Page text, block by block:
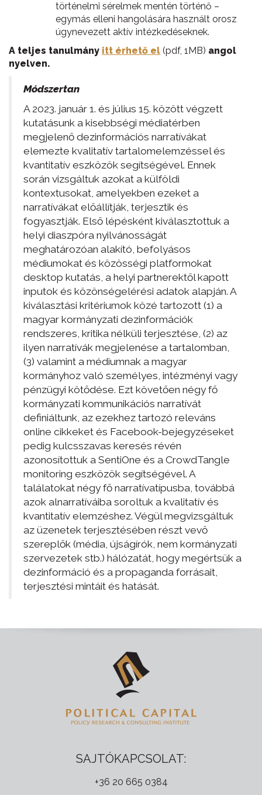
történelmi sérelmek mentén történő –
egymás elleni hangolására használt orosz
úgynevezett aktív intézkedéseknek.
A teljes tanulmány itt érhető el (pdf, 1MB) angol
nyelven.
Módszertan
A 2023. január 1. és július 15. között végzett
kutatásunk a kisebbségi médiatérben
megjelenő dezinformációs narratívákat
elemezte kvalitatív tartalomelemzéssel és
kvantitatív eszközök segítségével. Ennek
során vizsgáltuk azokat a külföldi
kontextusokat, amelyekben ezeket a
narratívákat előállítják, terjesztik és
fogyasztják. Első lépésként kiválasztottuk a
helyi diaszpóra nyilvánosságát
meghatározóan alakító, befolyásos
médiumokat és közösségi platformokat
desktop kutatás, a helyi partnerektől kapott
inputok és közönségelérési adatok alapján. A
kiválasztási kritériumok közé tartozott (1) a
magyar kormányzati dezinformációk
rendszeres, kritika nélküli terjesztése, (2) az
ilyen narratívák megjelenése a tartalomban,
(3) valamint a médiumnak a magyar
kormányhoz való személyes, intézményi vagy
pénzügyi kötődése. Ezt követően négy fő
kormányzati kommunikációs narratívát
definiáltunk, az ezekhez tartozó releváns
online cikkeket és Facebook-bejegyzéseket
pedig kulcsszavas keresés révén
azonosítottuk a SentiOne és a CrowdTangle
monitoring eszközök segítségével. A
találatokat négy fő narratívatípusba, továbbá
azok alnarratíváiba soroltuk a kvalitatív és
kvantitatív elemzéshez. Végül megvizsgáltuk
az üzenetek terjesztésében részt vevő
szereplők (média, újságírók, nem kormányzati
szervezetek stb.) hálózatát, hogy megértsük a
dezinformáció és a propaganda forrásait,
terjesztési mintáit és hatását.
SAJTÓKAPCSOLAT:
+36 20 665 0384